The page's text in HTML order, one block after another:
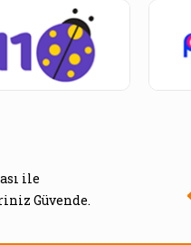
ile
Güvende.